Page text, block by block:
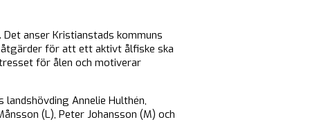
anser Kristianstads kommuns
åtgärder för att ett aktivt ålfiske ska
för ålen och motiverar
Annelie Hulthén,
(L), Peter Johansson (M) och